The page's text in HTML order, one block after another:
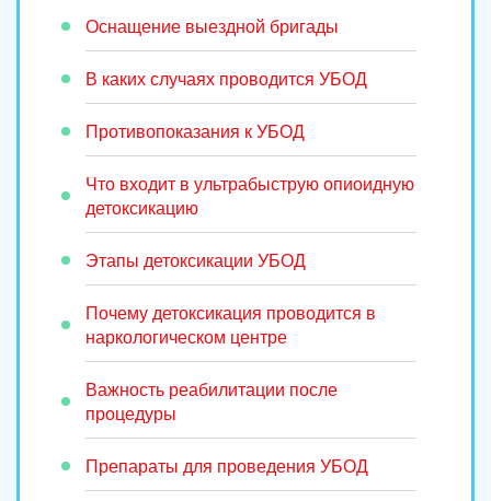
Оснащение выездной бригады
В каких случаях проводится УБОД
Противопоказания к УБОД
Что входит в ультрабыструю опиоидную
детоксикацию
Этапы детоксикации УБОД
Почему детоксикация проводится в
наркологическом центре
Важность реабилитации после
процедуры
Препараты для проведения УБОД